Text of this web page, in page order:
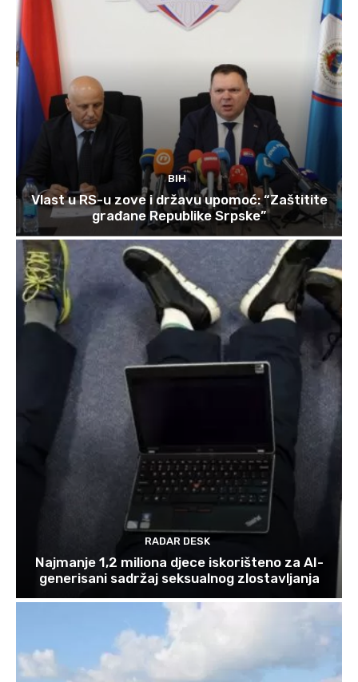
BIH
Vlast u RS-u zove i državu upomoć: “Zaštitite
građane Republike Srpske”
RADAR DESK
Najmanje 1,2 miliona djece iskorišteno za AI-
generisani sadržaj seksualnog zlostavljanja